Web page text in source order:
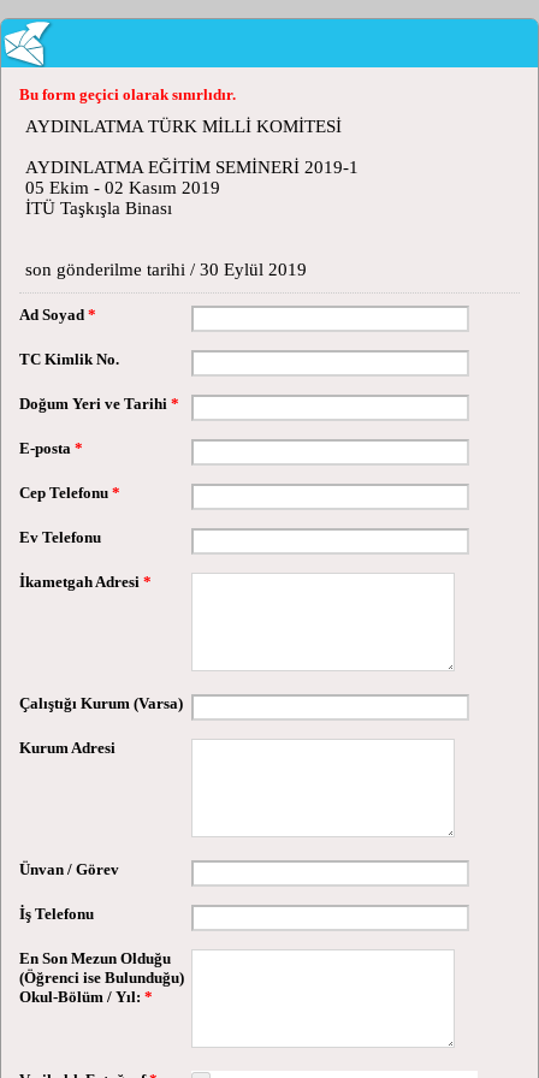
Bu form geçici olarak sınırlıdır.
AYDINLATMA TÜRK MİLLİ KOMİTESİ
AYDINLATMA EĞİTİM SEMİNERİ 2019-1
05 Ekim - 02 Kasım 2019
İTÜ Taşkışla Binası
son gönderilme tarihi / 30 Eylül 2019
Ad Soyad *
TC Kimlik No.
Doğum Yeri ve Tarihi *
E-posta *
Cep Telefonu *
Ev Telefonu
İkametgah Adresi *
Çalıştığı Kurum (Varsa)
Kurum Adresi
Ünvan / Görev
İş Telefonu
En Son Mezun Olduğu
(Öğrenci ise Bulunduğu)
Okul-Bölüm / Yıl: *